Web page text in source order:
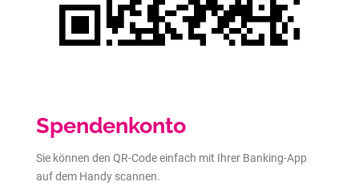
Spendenkonto
Sie können den QR-Code einfach mit Ihrer Banking-App
auf dem Handy scannen.